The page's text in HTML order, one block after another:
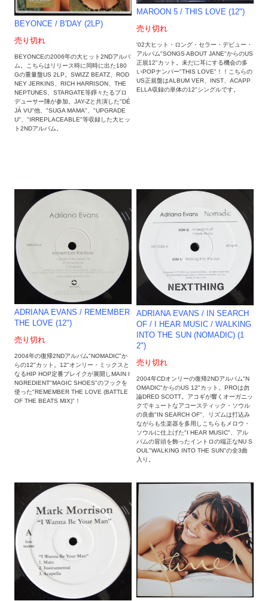
BEYONCE ‎/ B'DAY (2LP)
売り切れ
BEYONCEの2006年の大ヒット2NDアルバ
ム。こちらはリリース時に同時に出た180
Gの重量盤US 2LP。SWIZZ BEATZ、ROD
NEY JERKINS、RICH HARRISON、THE
NEPTUNES、STARGATE等錚々たるプロ
デューサー陣が参加。JAY-Zと共演した"DÉ
JÀ VU"他、"SUGA MAMA"、"UPGRADE
U"、"IRREPLACEABLE"等収録した大ヒッ
ト2NDアルバム。
MAROON 5 / THIS LOVE (12")
売り切れ
'02大ヒット・ロング・セラー・デビュー・
アルバム"SONGS ABOUT JANE"からのUS
正規12"カット。未だに耳にする機会の多
いPOPナンバー"THIS LOVE"！！こちらの
US正規盤はALBUM VER、INST、ACAPP
ELLA収録の単体の12"シングルです。
ADRIANA EVANS / REMEMBER
THE LOVE (12")
売り切れ
2004年の復帰2NDアルバム"NOMADIC"か
らの12"カット。12"オンリー・ミックスと
なるHIP HOP定番ブレイクが展開しMAIN I
NGREDIENT"MAGIC SHOES"のフックを
使った"REMEMBER THE LOVE (BATTLE
OF THE BEATS MIX)"！
ADRIANA EVANS / IN SEARCH
OF / I HEAR MUSIC / WALKING
INTO THE SUN (NOMADIC) (1
2")
売り切れ
2004年CDオンリーの復帰2NDアルバム"N
OMADIC"からのUS 12"カット。PROは勿
論DRED SCOTT。アコギが響くオーガニッ
クでキュートなアコースティック・ソウル
の良曲"IN SEARCH OF"、リズムは打込み
ながらも生楽器を多用しこちらもメロウ・
ソウルに仕上げた"I HEAR MUSIC"、アル
バムの冒頭を飾ったイントロの端正なNU S
OUL"WALKING INTO THE SUN"の全3曲
入り。